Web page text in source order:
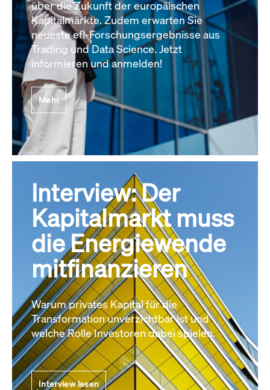
über die Zukunft der europäischen
Kapitalmärkte. Zudem erwarten Sie
neueste efl-Forschungsergebnisse aus
Trading und Data Science. Jetzt
informieren und anmelden!
Mehr
Interview: Der
Kapitalmarkt muss
die Energiewende
mitfinanzieren
Warum privates Kapital für die
Transformation unverzichtbar ist und
welche Rolle Investoren dabei spielen.
Interview lesen